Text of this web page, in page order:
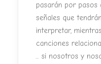
pasarán por pasos
señales que
interpretar,
canciones
... si nosotros y